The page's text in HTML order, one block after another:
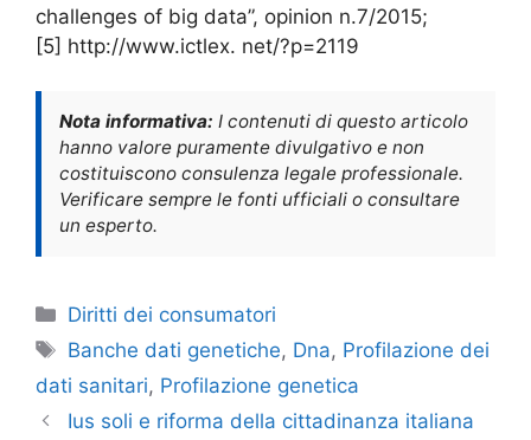
challenges of big data”, opinion n.7/2015;
[5] http://www.ictlex. net/?p=2119
Nota informativa: I contenuti di questo articolo
hanno valore puramente divulgativo e non
costituiscono consulenza legale professionale.
Verificare sempre le fonti ufficiali o consultare
un esperto.
Categorie
Diritti dei consumatori
Tag
Banche dati genetiche, Dna, Profilazione dei
dati sanitari, Profilazione genetica
Ius soli e riforma della cittadinanza italiana